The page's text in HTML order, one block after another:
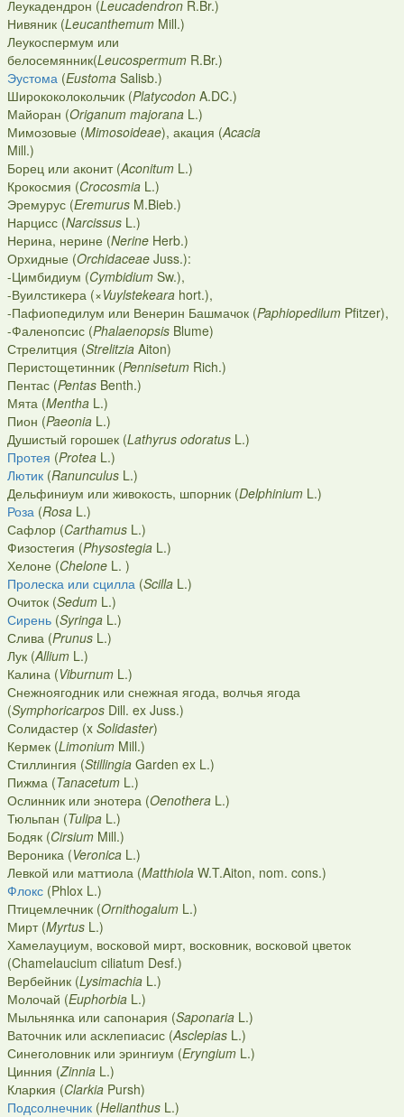
Леукадендрон (LeucadendronR.Br.)
Нивяник (LeucanthemumMill.)
Леукоспермум или
белосемянник(LeucospermumR.Br.)
Эустома(EustomaSalisb.)
Ширококолокольчик (PlatycodonA.DC.)
Майоран (Origanum majoranaL.)
Мимозовые (Mimosoideae), акация (Acacia
Mill.)
Борец или аконит (AconitumL.)
Крокосмия (CrocosmiaL.)
Эремурус (EremurusM.Bieb.)
Нарцисс (NarcissusL.)
Нерина, нерине (NerineHerb.)
Орхидные (OrchidaceaeJuss.):
-Цимбидиум (CymbidiumSw.),
-Вуилстикера (×Vuylstekearahort.),
-Пафиопедилум или Венерин Башмачок (PaphiopedilumPfitzer),
-Фаленопсис (PhalaenopsisBlume)
Стрелитция (StrelitziaAiton)
Перистощетинник (PennisetumRich.)
Пентас (PentasBenth.)
Мята (MenthaL.)
Пион (PaeoniaL.)
Душистый горошек (Lathyrus odoratusL.)
Протея (ProteaL.)
Лютик(RanunculusL.)
Дельфиниум или живокость, шпорник (DelphiniumL.)
Роза(RosaL.)
Сафлор (CarthamusL.)
Физостегия (PhysostegiaL.)
Хелоне (CheloneL. )
Пролеска или сцилла(ScillaL.)
Очиток (SedumL.)
Сирень(SyringaL.)
Слива (PrunusL.)
Лук (AlliumL.)
Калина (ViburnumL.)
Снежноягодник или снежная ягода, волчья ягода
(SymphoricarposDill. ex Juss.)
Солидастер (x Solidaster)
Кермек (LimoniumMill.)
Стиллингия (StillingiaGarden ex L.)
Пижма (TanacetumL.)
Ослинник или энотера (OenotheraL.)
Тюльпан (TulipaL.)
Бодяк (CirsiumMill.)
Вероника (VeronicaL.)
Левкой или маттиола (MatthiolaW.T.Aiton, nom. cons.)
Флокс(Phlox L.)
Птицемлечник (OrnithogalumL.)
Мирт (MyrtusL.)
Хамелауциум, восковой мирт, восковник, восковой цветок
(Chamelaucium ciliatum Desf.)
Вербейник (LysimachiaL.)
Молочай (EuphorbiaL.)
Мыльнянка или сапонария (SaponariaL.)
Ваточник или асклепиасис (AsclepiasL.)
Синеголовник или эрингиум (EryngiumL.)
Цинния (ZinniaL.)
Кларкия (ClarkiaPursh)
Подсолнечник(HelianthusL.)